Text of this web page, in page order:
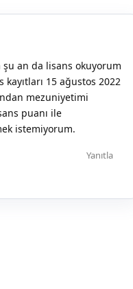
an da lisans okuyorum
15 ağustos 2022
mezuniyetimi
puanı ile
istemiyorum.
Yanıtla